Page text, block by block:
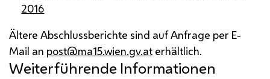
2016
Ältere Abschlussberichte sind auf Anfrage per E-
Mail an post@ma15.wien.gv.at erhältlich.
Weiterführende Informationen